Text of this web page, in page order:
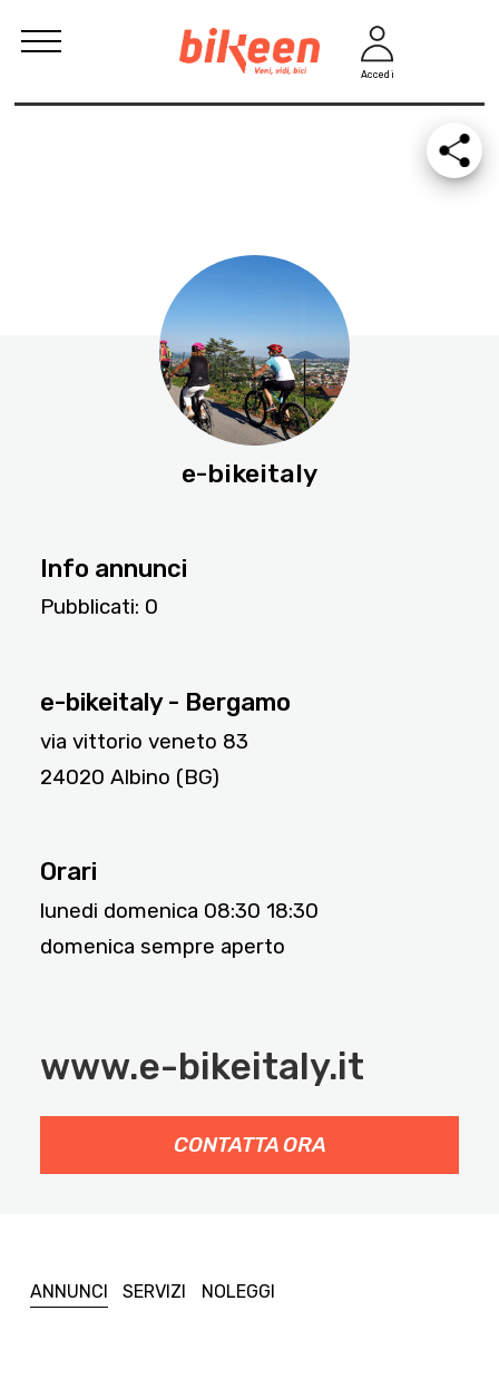
Accedi
e-bikeitaly
Info annunci
Pubblicati: 0
e-bikeitaly - Bergamo
via vittorio veneto 83
24020 Albino (BG)
Orari
lunedi domenica 08:30 18:30
domenica sempre aperto
www.e-bikeitaly.it
CONTATTA ORA
ANNUNCI SERVIZI NOLEGGI